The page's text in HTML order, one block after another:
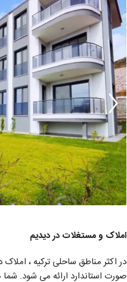
املاک و مستغلات در دیدیم